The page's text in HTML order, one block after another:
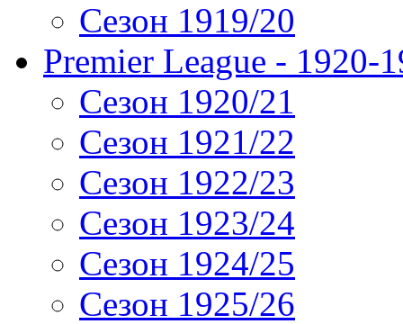
Сезон 1919/20
Premier League - 1920-
Сезон 1920/21
Сезон 1921/22
Сезон 1922/23
Сезон 1923/24
Сезон 1924/25
Сезон 1925/26